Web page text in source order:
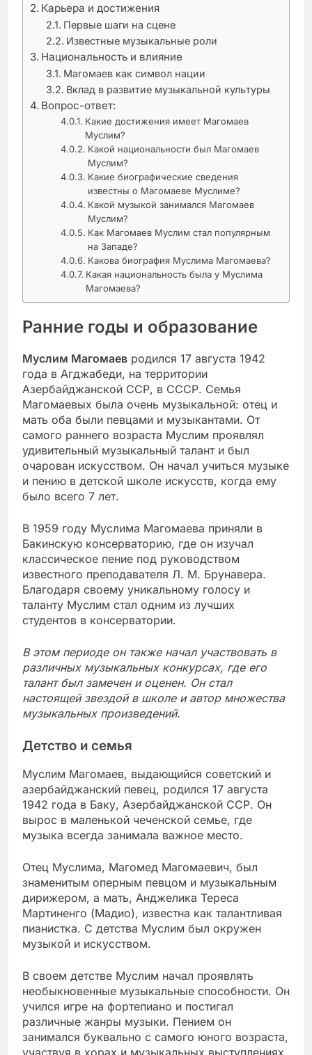
Карьера и достижения
Первые шаги на сцене
Известные музыкальные роли
Национальность и влияние
Магомаев как символ нации
Вклад в развитие музыкальной культуры
Вопрос-ответ:
Какие достижения имеет Магомаев
Муслим?
Какой национальности был Магомаев
Муслим?
Какие биографические сведения
известны о Магомаеве Муслиме?
Какой музыкой занимался Магомаев
Муслим?
Как Магомаев Муслим стал популярным
на Западе?
Какова биография Муслима Магомаева?
Какая национальность была у Муслима
Магомаева?
Ранние годы и образование
Муслим Магомаев родился 17 августа 1942
года в Агджабеди, на территории
Азербайджанской ССР, в СССР. Семья
Магомаевых была очень музыкальной: отец и
мать оба были певцами и музыкантами. От
самого раннего возраста Муслим проявлял
удивительный музыкальный талант и был
очарован искусством. Он начал учиться музыке
и пению в детской школе искусств, когда ему
было всего 7 лет.
В 1959 году Муслима Магомаева приняли в
Бакинскую консерваторию, где он изучал
классическое пение под руководством
известного преподавателя Л. М. Брунавера.
Благодаря своему уникальному голосу и
таланту Муслим стал одним из лучших
студентов в консерватории.
В этом периоде он также начал участвовать в
различных музыкальных конкурсах, где его
талант был замечен и оценен. Он стал
настоящей звездой в школе и автор множества
музыкальных произведений.
Детство и семья
Муслим Магомаев, выдающийся советский и
азербайджанский певец, родился 17 августа
1942 года в Баку, Азербайджанской ССР. Он
вырос в маленькой чеченской семье, где
музыка всегда занимала важное место.
Отец Муслима, Магомед Магомаевич, был
знаменитым оперным певцом и музыкальным
дирижером, а мать, Анджелика Тереса
Мартиненго (Мадио), известна как талантливая
пианистка. С детства Муслим был окружен
музыкой и искусством.
В своем детстве Муслим начал проявлять
необыкновенные музыкальные способности. Он
учился игре на фортепиано и постигал
различные жанры музыки. Пением он
занимался буквально с самого юного возраста,